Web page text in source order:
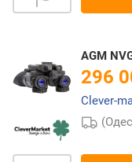
AGM
296
Clever-